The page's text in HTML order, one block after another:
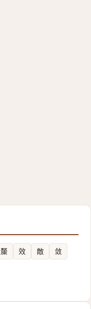
斄 效 敵
敛